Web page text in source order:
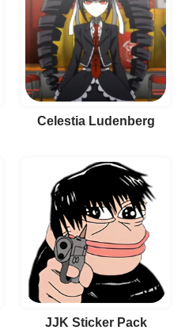
Celestia Ludenberg
JJK Sticker Pack